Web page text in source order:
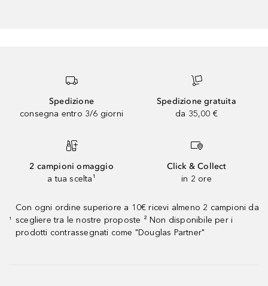
Spedizione
consegna entro 3/6 giorni
Spedizione gratuita
da 35,00 €
2 campioni omaggio
a tua scelta¹
Click & Collect
in 2 ore
¹
Con ogni ordine superiore a 10€ ricevi almeno 2 campioni da
scegliere tra le nostre proposte ² Non disponibile per i
prodotti contrassegnati come "Douglas Partner"